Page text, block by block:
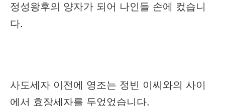
정성왕후의 양자가 되어 나인들 손에 컸습니
다.
사도세자 이전에 영조는 정빈 이씨와의 사이
에서 효장세자를 두었었습니다.